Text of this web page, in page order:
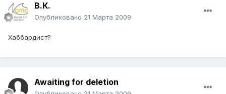
В.К.
Опубликовано 21 Марта 2009
Хаббардист?
Awaiting for deletion